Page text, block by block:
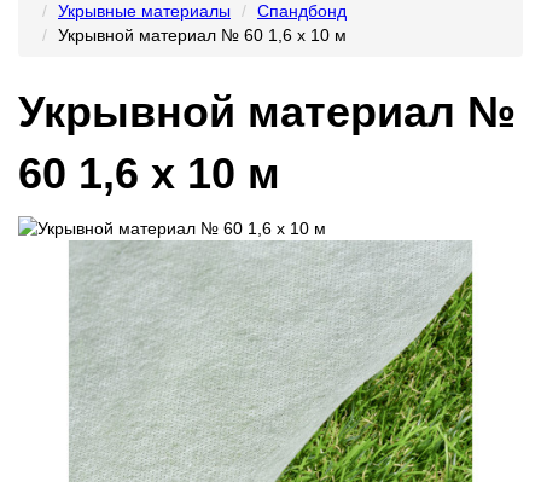
Укрывные материалы
Спандбонд
Укрывной материал № 60 1,6 х 10 м
Укрывной материал №
60 1,6 х 10 м